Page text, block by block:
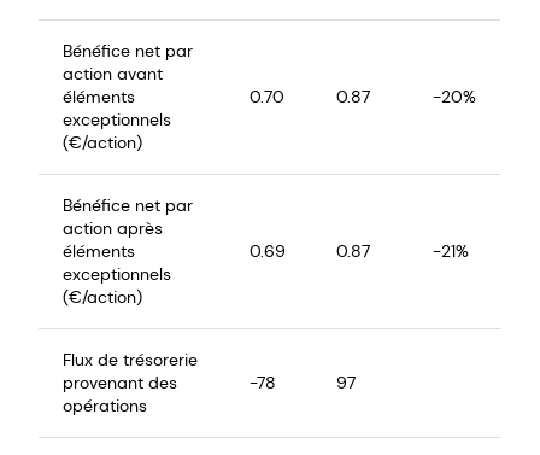
Bénéfice net par
action avant
éléments
exceptionnels
(€/action)
0.70 0.87 -20%
Bénéfice net par
action après
éléments
exceptionnels
(€/action)
0.69 0.87 -21%
Flux de trésorerie
provenant des
opérations
-78 97